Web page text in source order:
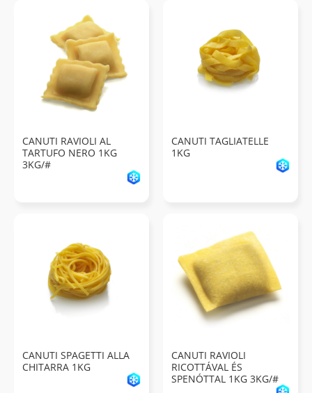
CANUTI RAVIOLI AL
TARTUFO NERO 1KG
3KG/#
CANUTI TAGLIATELLE
1KG
CANUTI SPAGETTI ALLA
CHITARRA 1KG
CANUTI RAVIOLI
RICOTTÁVAL ÉS
SPENÓTTAL 1KG 3KG/#